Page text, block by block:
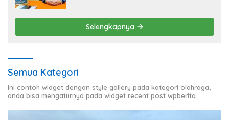
Selengkapnya
Semua Kategori
Ini contoh widget dengan style gallery pada kategori olahraga,
anda bisa mengaturnya pada widget recent post wpberita.